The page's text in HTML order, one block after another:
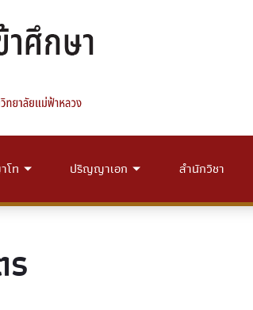
โท ปริญญาเอก สำนักวิชา